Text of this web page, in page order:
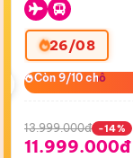
26/08
Còn 9/10 chỗ
Còn 9/10 chỗ
13.999.000đ -14%
11.999.000đ